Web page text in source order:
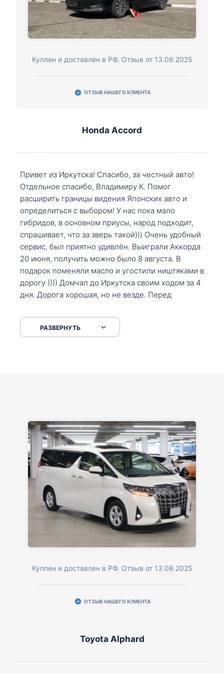
Куплен и доставлен в РФ. Отзыв от 13.08.2025
ОТЗЫВ НАШЕГО КЛИЕНТА
Honda Accord
Привет из Иркутска! Спасибо, за честный авто!
Отдельное спасибо, Владимиру К. Помог
расширить границы видения Японских авто и
определиться с выбором! У нас пока мало
гибридов, в основном приусы, народ подходит,
спрашивает, что за зверь такой))) Очень удобный
сервис, был приятно удивлён. Выиграли Аккорда
20 июня, получить можно было 8 августа. В
подарок поменяли масло и угостили ништяками в
дорогу )))) Домчал до Иркутска своим ходом за 4
дня. Дорога хорошая, но не везде. Перед
серпантинах по пути следования.
РАЗВЕРНУТЬ
Куплен и доставлен в РФ. Отзыв от 13.08.2025
ОТЗЫВ НАШЕГО КЛИЕНТА
Toyota Alphard